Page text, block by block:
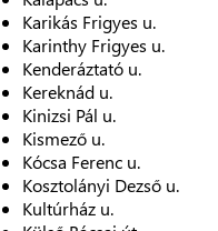
Karikás Frigyes u.
Karinthy Frigyes u.
Kenderáztató u.
Kereknád u.
Kinizsi Pál u.
Kismező u.
Kócsa Ferenc u.
Kosztolányi Dezső u.
Kultúrház u.